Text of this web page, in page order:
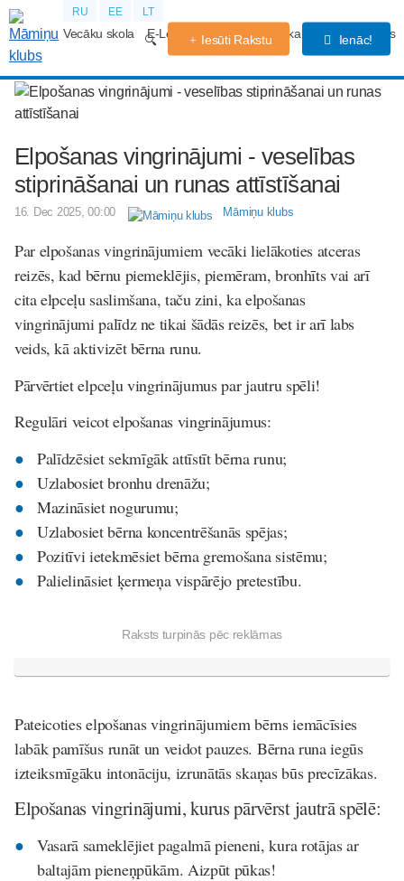
RU EE LT
Vecāku skola E-Lekcijas Grūtniecības kalendārs Forums
Iesūti Rakstu Ienāc!
Elpošanas vingrinājumi - veselības
stiprināšanai un runas attīstīšanai
16. Dec 2025, 00:00 Māmiņu klubs
Par elpošanas vingrinājumiem vecāki lielākoties atceras
reizēs, kad bērnu piemeklējis, piemēram, bronhīts vai arī
cita elpceļu saslimšana, taču zini, ka elpošanas
vingrinājumi palīdz ne tikai šādās reizēs, bet ir arī labs
veids, kā aktivizēt bērna runu.
Pārvērtiet elpceļu vingrinājumus par jautru spēli!
Regulāri veicot elpošanas vingrinājumus:
Palīdzēsiet sekmīgāk attīstīt bērna runu;
Uzlabosiet bronhu drenāžu;
Mazināsiet nogurumu;
Uzlabosiet bērna koncentrēšanās spējas;
Pozitīvi ietekmēsiet bērna gremošana sistēmu;
Palielināsiet ķermeņa vispārējo pretestību.
Raksts turpinās pēc reklāmas
Pateicoties elpošanas vingrinājumiem bērns iemācīsies
labāk pamīšus runāt un veidot pauzes. Bērna runa iegūs
izteiksmīgāku intonāciju, izrunātās skaņas būs precīzākas.
Elpošanas vingrinājumi, kurus pārvērst jautrā spēlē:
Vasarā sameklējiet pagalmā pieneni, kura rotājas ar
baltajām pieneņpūkām. Aizpūt pūkas!